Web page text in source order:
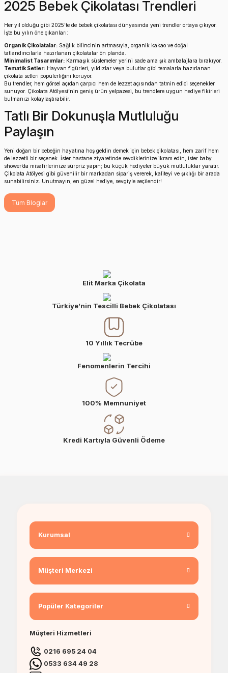
2025 Bebek Çikolatası Trendleri
Her yıl olduğu gibi 2025’te de bebek çikolatası dünyasında yeni trendler ortaya çıkıyor.
İşte bu yılın öne çıkanları:
Organik Çikolatalar: Sağlık bilincinin artmasıyla, organik kakao ve doğal
tatlandırıcılarla hazırlanan çikolatalar ön planda.
Minimalist Tasarımlar: Karmaşık süslemeler yerini sade ama şık ambalajlara bırakıyor.
Tematik Setler: Hayvan figürleri, yıldızlar veya bulutlar gibi temalarla hazırlanan
çikolata setleri popülerliğini koruyor.
Bu trendler, hem görsel açıdan çarpıcı hem de lezzet açısından tatmin edici seçenekler
sunuyor. Çikolata Atölyesi’nin geniş ürün yelpazesi, bu trendlere uygun hediye fikirleri
bulmanızı kolaylaştırabilir.
Tatlı Bir Dokunuşla Mutluluğu
Paylaşın
Yeni doğan bir bebeğin hayatına hoş geldin demek için bebek çikolatası, hem zarif hem
de lezzetli bir seçenek. İster hastane ziyaretinde sevdiklerinize ikram edin, ister baby
shower’da misafirlerinize sürpriz yapın; bu küçük hediyeler büyük mutluluklar yaratır.
Çikolata Atölyesi gibi güvenilir bir markadan sipariş vererek, kaliteyi ve şıklığı bir arada
sunabilirsiniz. Unutmayın, en güzel hediye, sevgiyle seçilendir!
Tüm Bloglar
Elit Marka Çikolata
Türkiye’nin Tescilli Bebek Çikolatası
10 Yıllık Tecrübe
Fenomenlerin Tercihi
100% Memnuniyet
Kredi Kartıyla Güvenli Ödeme
Kurumsal
Müşteri Merkezi
Popüler Kategoriler
Müşteri Hizmetleri
0216 695 24 04
0533 634 49 28